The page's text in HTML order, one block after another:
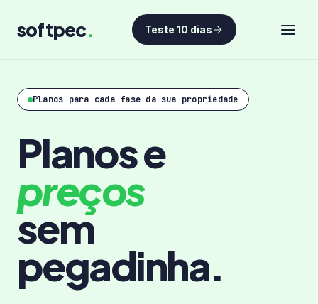
softpec. Teste 10 dias
Planos para cada fase da sua propriedade
Planos e
preços
sem
pegadinha.